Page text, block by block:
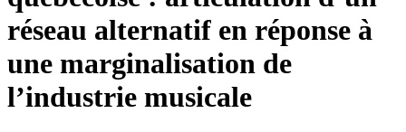
réseau alternatif en réponse à
une marginalisation de
l’industrie musicale